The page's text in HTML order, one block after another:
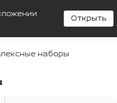
Открыть
Поиск
наборы